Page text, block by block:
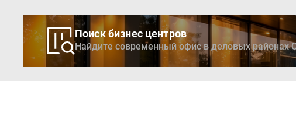
Поиск бизнес центров
Найдите современный офис в деловых районах